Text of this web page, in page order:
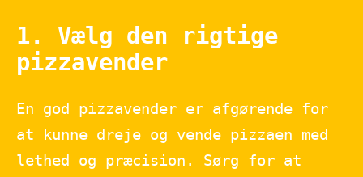
1. Vælg den rigtige
pizzavender
En god pizzavender er afgørende for
at kunne dreje og vende pizzaen med
lethed og præcision. Sørg for at